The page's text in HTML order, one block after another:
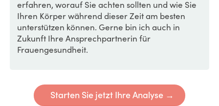
erfahren, worauf Sie achten sollten und wie Sie
Ihren Körper während dieser Zeit am besten
unterstützen können. Gerne bin ich auch in
Zukunft Ihre Ansprechpartnerin für
Frauengesundheit.
Starten Sie jetzt Ihre Analyse →